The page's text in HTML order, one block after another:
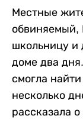
Местные
обвиняемый,
школьницу и
доме два
смогла
несколько
рассказала